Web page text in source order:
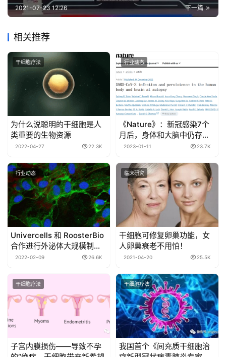
下一篇
2021-07-23 12:26
相关推荐
干细胞疗法
为什么说聪明的干细胞是人
类重要的生物资源
2022-04-27 22.3K
行业动态
《Nature》：新冠感染7个
月后，身体和大脑中仍存有
病毒，只是病毒载量较低！
2023-01-11 23.7K
行业动态
Univercells 和 RoosterBio
合作进行外泌体大规模制造
生产
2022-02-09 26.6K
临床研究
干细胞可修复卵巢功能，女
人卵巢衰老不用怕！
2021-04-20 25.5K
干细胞疗法
子宫内膜损伤——导致不孕
干细胞疗法
我国首个《间充质干细胞治